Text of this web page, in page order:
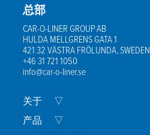
公司名称*
邮政编码*
总部
CAR-O-LINER GROUP AB
HULDA MELLGRENS GATA 1
421 32 VÄSTRA FRÖLUNDA, SWEDEN
+46 31 721 1050
info@car-o-liner.se
关于 ▽
产品 ▽